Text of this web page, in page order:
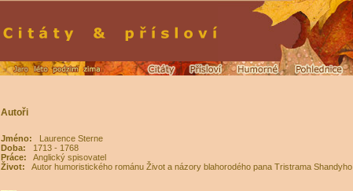
Autoři
Jméno:
Laurence Sterne
Doba:
1713 - 1768
Práce:
Anglický spisovatel
Život:
Autor humoristického románu Život a názory blahorodého pana Tristrama Shandyho